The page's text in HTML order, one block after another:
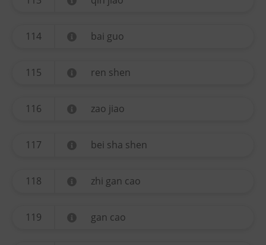
114 bai guo
115 ren shen
116 zao jiao
117 bei sha shen
118 zhi gan cao
119 gan cao